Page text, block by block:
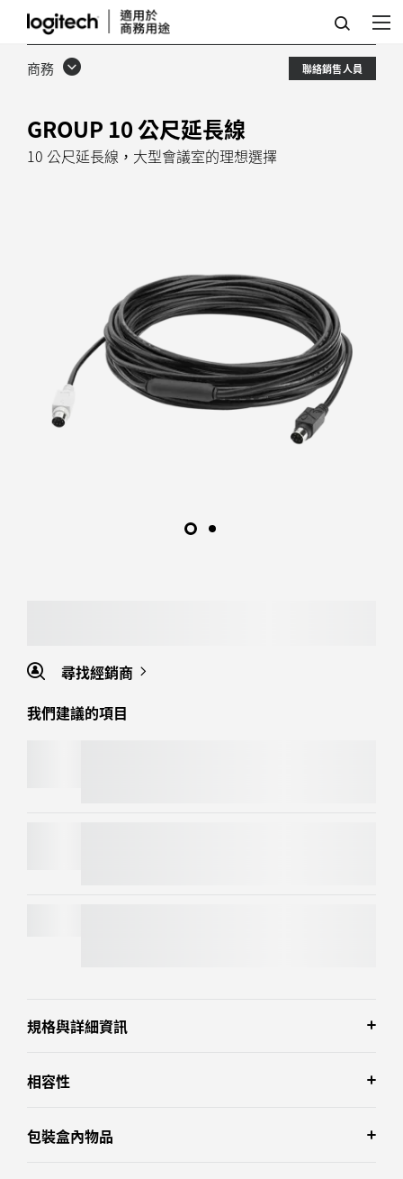
羅
技
10
公
商務 聯絡銷售人員
GROUP 10 公尺延長線
10 公尺延長線，大型會議室的理想選擇
尋找經銷商
我們建議的項目
規格與詳細資訊
相容性
包裝盒內物品